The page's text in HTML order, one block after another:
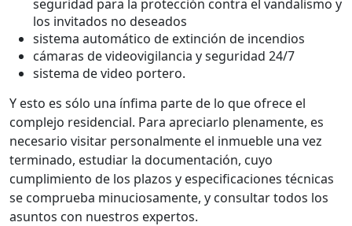
seguridad para la protección contra el vandalismo y
los invitados no deseados
sistema automático de extinción de incendios
cámaras de videovigilancia y seguridad 24/7
sistema de video portero.
Y esto es sólo una ínfima parte de lo que ofrece el
complejo residencial. Para apreciarlo plenamente, es
necesario visitar personalmente el inmueble una vez
terminado, estudiar la documentación, cuyo
cumplimiento de los plazos y especificaciones técnicas
se comprueba minuciosamente, y consultar todos los
asuntos con nuestros expertos.